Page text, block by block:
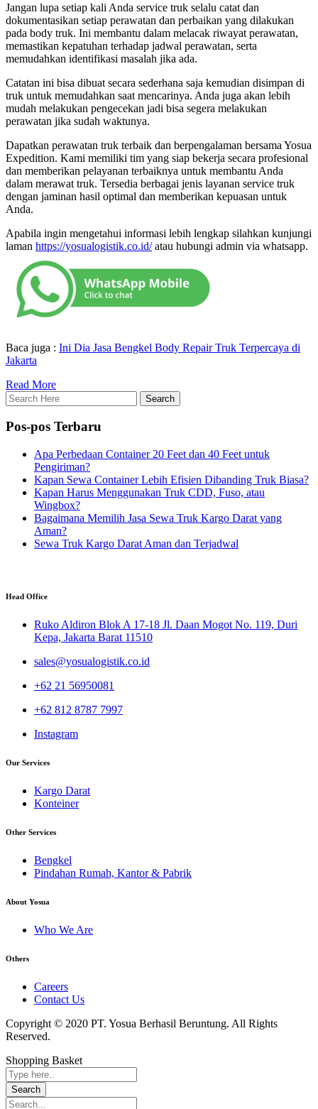
Jangan lupa setiap kali Anda service truk selalu catat dan
dokumentasikan setiap perawatan dan perbaikan yang dilakukan
pada body truk. Ini membantu dalam melacak riwayat perawatan,
memastikan kepatuhan terhadap jadwal perawatan, serta
memudahkan identifikasi masalah jika ada.
Catatan ini bisa dibuat secara sederhana saja kemudian disimpan di
truk untuk memudahkan saat mencarinya. Anda juga akan lebih
mudah melakukan pengecekan jadi bisa segera melakukan
perawatan jika sudah waktunya.
Dapatkan perawatan truk terbaik dan berpengalaman bersama Yosua
Expedition. Kami memiliki tim yang siap bekerja secara profesional
dan memberikan pelayanan terbaiknya untuk membantu Anda
dalam merawat truk. Tersedia berbagai jenis layanan service truk
dengan jaminan hasil optimal dan memberikan kepuasan untuk
Anda.
Apabila ingin mengetahui informasi lebih lengkap silahkan kunjungi
laman https://yosualogistik.co.id/atau hubungi admin via whatsapp.
Baca juga : Ini Dia Jasa Bengkel Body Repair Truk Terpercaya di
Jakarta
Read More
Pos-pos Terbaru
Apa Perbedaan Container 20 Feet dan 40 Feet untuk
Pengiriman?
Kapan Sewa Container Lebih Efisien Dibanding Truk Biasa?
Kapan Harus Menggunakan Truk CDD, Fuso, atau
Wingbox?
Bagaimana Memilih Jasa Sewa Truk Kargo Darat yang
Aman?
Sewa Truk Kargo Darat Aman dan Terjadwal
Head Office
Ruko Aldiron Blok A 17-18 Jl. Daan Mogot No. 119, Duri
Kepa, Jakarta Barat 11510
sales@yosualogistik.co.id
+62 21 56950081
+62 812 8787 7997
Instagram
Our Services
Kargo Darat
Konteiner
Other Services
Bengkel
Pindahan Rumah, Kantor & Pabrik
About Yosua
Who We Are
Others
Careers
Contact Us
Copyright © 2020 PT. Yosua Berhasil Beruntung. All Rights
Reserved.
Shopping Basket